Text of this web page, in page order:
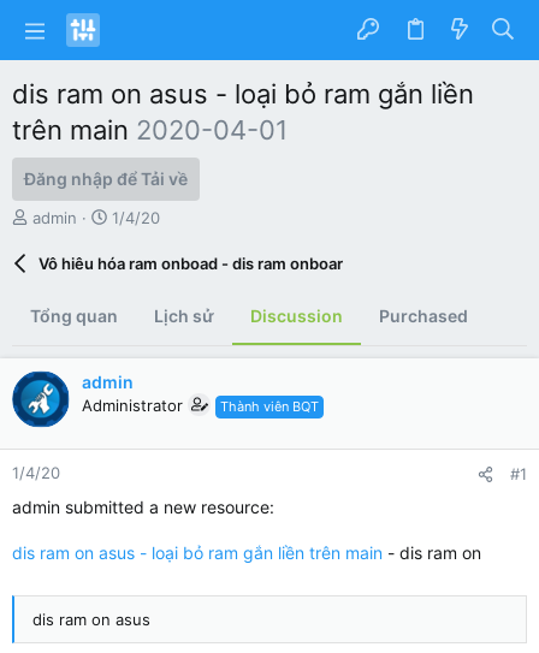
dis ram on asus - loại bỏ ram gắn liền
trên main 2020-04-01
Đăng nhập để Tải về
N
ư
k
ở
i
t
ạ
o
admin
N
à
ử
1/4/20
Vô hiêu hóa ram onboad - dis ram onboar
Tổng quan Lịch sử Discussion Purchased
admin
Administrator Thành viên BQT
1/4/20 #1
admin submitted a new resource:
dis ram on asus - loại bỏ ram gắn liền trên main - dis ram on
dis ram on asus